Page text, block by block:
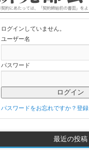
ログインしていません。
ユーザー名
パスワード
パスワードをお忘れですか？ 登録
最近の投稿